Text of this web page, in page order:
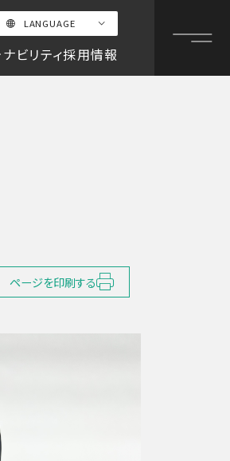
LANGUAGE
日本語
ビリティ採用情報
ページを印刷する